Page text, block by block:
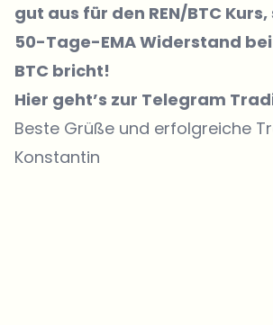
gut aus für den REN/BTC
50-Tage-EMA Widerstand
BTC bricht!
Hier geht’s zur Telegram
Beste Grüße und erfolgreiche
Konstantin